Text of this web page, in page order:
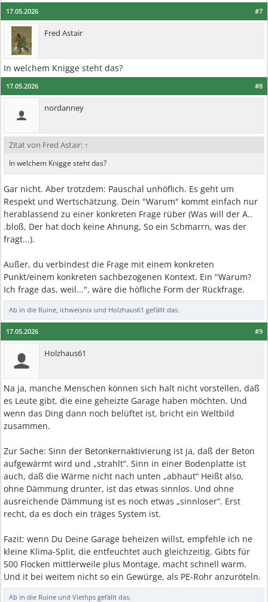
#7
17.05.2026
Fred Astair
In welchem Knigge steht das?
#8
17.05.2026
nordanney
Zitat von Fred Astair: ↑
In welchem Knigge steht das?
Gar nicht. Aber trotzdem: Pauschal unhöflich. Es geht um
Respekt und Wertschätzung. Dein "Warum" kommt einfach nur
herablassend zu einer konkreten Frage rüber (Was will der A..
.bloß, Der hat doch keine Ahnung, So ein Schmarrn, was der
fragt...).
Außer, du verbindest die Frage mit einem konkreten
Punkt/einem konkreten sachbezogenen Kontext. Ein "Warum?
Ich frage das, weil...", wäre die höfliche Form der Rückfrage.
Ab in die Ruine, ichweisnix und Holzhaus61 gefällt das.
#9
17.05.2026
Holzhaus61
Na ja, manche Menschen können sich halt nicht vorstellen, daß
es Leute gibt, die eine geheizte Garage haben möchten. Und
wenn das Ding dann noch belüftet ist, bricht ein Weltbild
zusammen.
Zur Sache: Sinn der Betonkernaktivierung ist ja, daß der Beton
aufgewärmt wird und „strahlt“. Sinn in einer Bodenplatte ist
auch, daß die Wärme nicht nach unten „abhaut“ Heißt also,
ohne Dämmung drunter, ist das etwas sinnlos. Und ohne
ausreichende Dämmung ist es noch etwas „sinnloser“. Erst
recht, da es doch ein träges System ist.
Fazit: wenn Du Deine Garage beheizen willst, empfehle ich ne
kleine Klima-Split, die entfeuchtet auch gleichzeitig. Gibts für
500 Flocken mittlerweile plus Montage, macht schnell warm.
Und it bei weitem nicht so ein Gewürge, als PE-Rohr anzuröteln.
Ab in die Ruine und Viethps gefällt das.